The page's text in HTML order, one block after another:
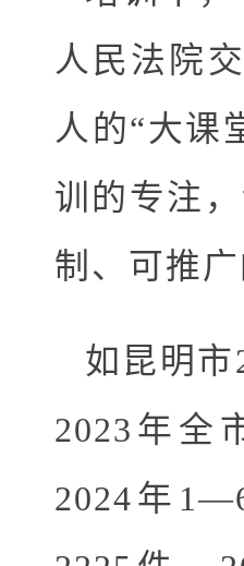
人民法院
人的“大课
训的专注
制、可推
如昆明
2023年全
2024年